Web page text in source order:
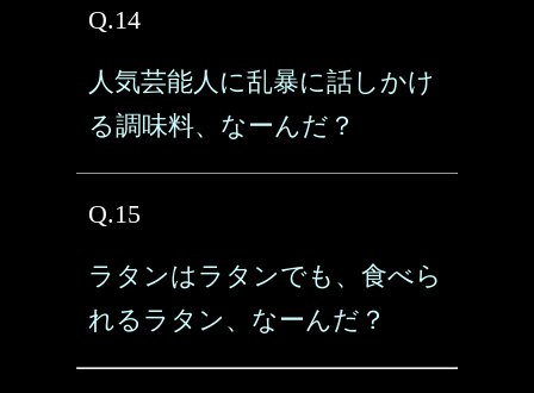
Q.14
人気芸能人に乱暴に話しかけ
る調味料、なーんだ？
Q.15
ラタンはラタンでも、食べら
れるラタン、なーんだ？